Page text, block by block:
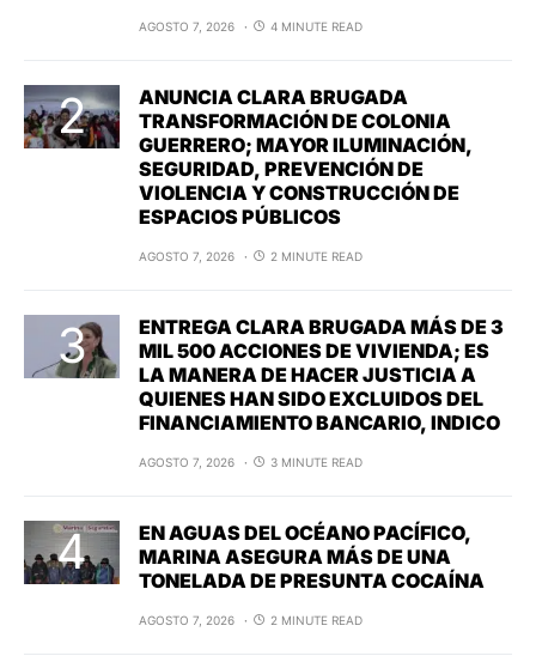
AGOSTO 7, 2026 4 MINUTE READ
ANUNCIA CLARA BRUGADA
TRANSFORMACIÓN DE COLONIA
GUERRERO; MAYOR ILUMINACIÓN,
SEGURIDAD, PREVENCIÓN DE
VIOLENCIA Y CONSTRUCCIÓN DE
ESPACIOS PÚBLICOS
AGOSTO 7, 2026 2 MINUTE READ
ENTREGA CLARA BRUGADA MÁS DE 3
MIL 500 ACCIONES DE VIVIENDA; ES
LA MANERA DE HACER JUSTICIA A
QUIENES HAN SIDO EXCLUIDOS DEL
FINANCIAMIENTO BANCARIO, INDICO
AGOSTO 7, 2026 3 MINUTE READ
EN AGUAS DEL OCÉANO PACÍFICO,
MARINA ASEGURA MÁS DE UNA
TONELADA DE PRESUNTA COCAÍNA
AGOSTO 7, 2026 2 MINUTE READ